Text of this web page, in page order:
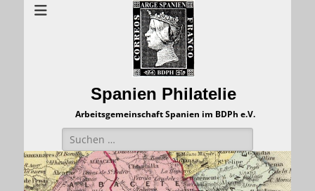
Spanien Philatelie
Arbeitsgemeinschaft Spanien im BDPh e.V.
Suchen
nach: